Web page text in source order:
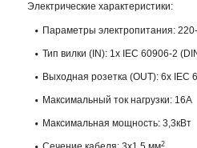
Электрические характеристики:
Параметры электропитания:
Тип вилки (IN): 1х IEC 60906-2
Выходная розетка (OUT): 6х IEC
Максимальный ток нагрузки: 16А
Максимальная мощность: 3,3кВт
2